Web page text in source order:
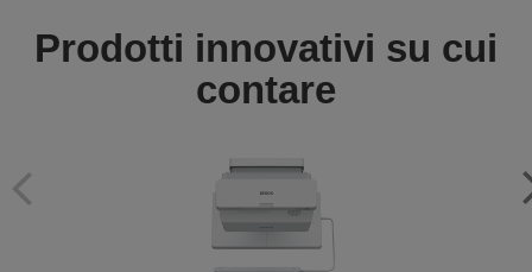
Prodotti innovativi su cui
contare